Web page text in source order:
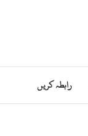
رابطہ کریں